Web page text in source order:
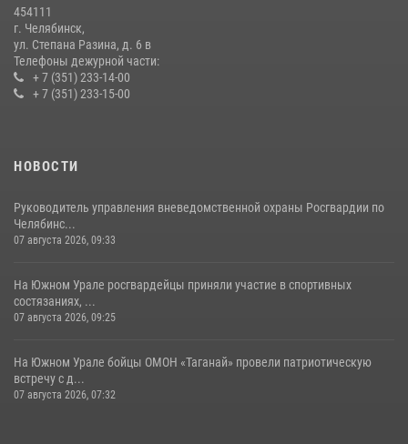
14 июля 2026, 05:15
454111
г. Челябинск,
ул. Степана Разина, д. 6 в
Телефоны дежурной части:
+ 7 (351) 233-14-00
+ 7 (351) 233-15-00
НОВОСТИ
Руководитель управления вневедомственной охраны Росгвардии по
Челябинс...
07 августа 2026, 09:33
На Южном Урале росгвардейцы приняли участие в спортивных
состязаниях, ...
07 августа 2026, 09:25
На Южном Урале бойцы ОМОН «Таганай» провели патриотическую
встречу с д...
07 августа 2026, 07:32